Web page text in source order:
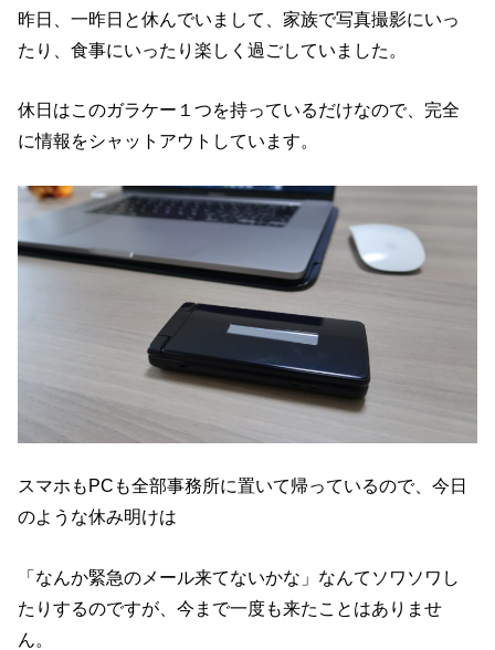
昨日、一昨日と休んでいまして、家族で写真撮影にいっ
たり、食事にいったり楽しく過ごしていました。
休日はこのガラケー１つを持っているだけなので、完全
に情報をシャットアウトしています。
スマホもPCも全部事務所に置いて帰っているので、今日
のような休み明けは
「なんか緊急のメール来てないかな」なんてソワソワし
たりするのですが、今まで一度も来たことはありませ
ん。